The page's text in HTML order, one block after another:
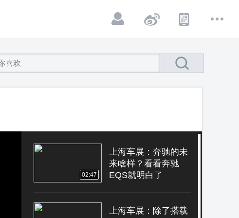
02:47
上海车展：奔驰的未
来啥样？看看奔驰
EQS就明白了
上海车展：除了搭载